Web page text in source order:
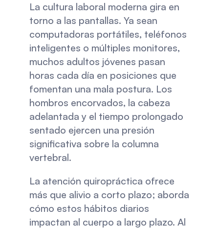
La cultura laboral moderna gira en
torno a las pantallas. Ya sean
computadoras portátiles, teléfonos
inteligentes o múltiples monitores,
muchos adultos jóvenes pasan
horas cada día en posiciones que
fomentan una mala postura. Los
hombros encorvados, la cabeza
adelantada y el tiempo prolongado
sentado ejercen una presión
significativa sobre la columna
vertebral.
La atención quiropráctica ofrece
más que alivio a corto plazo; aborda
cómo estos hábitos diarios
impactan al cuerpo a largo plazo. Al